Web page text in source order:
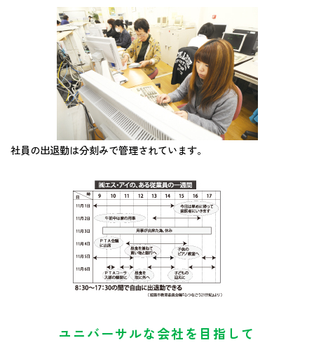
社員の出退勤は分刻みで管理されています。
ユニバーサルな会社を目指して